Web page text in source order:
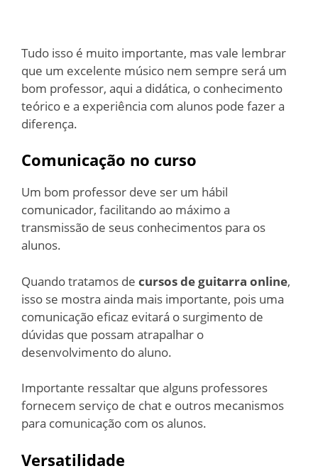
Tudo isso é muito importante, mas vale lembrar
que um excelente músico nem sempre será um
bom professor, aqui a didática, o conhecimento
teórico e a experiência com alunos pode fazer a
diferença.
Comunicação no curso
Um bom professor deve ser um hábil
comunicador, facilitando ao máximo a
transmissão de seus conhecimentos para os
alunos.
Quando tratamos de cursos de guitarra online,
isso se mostra ainda mais importante, pois uma
comunicação eficaz evitará o surgimento de
dúvidas que possam atrapalhar o
desenvolvimento do aluno.
Importante ressaltar que alguns professores
fornecem serviço de chat e outros mecanismos
para comunicação com os alunos.
Versatilidade